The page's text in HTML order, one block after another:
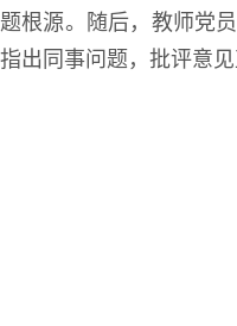
题根源。随后，教师党
指出同事问题，批评意